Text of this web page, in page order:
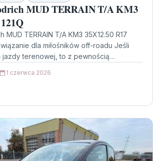
MUD TERRAIN T/A KM3
MUD TERRAIN T/A KM3 35X12.50 R17
dla miłośników off-roadu Jeśli
jazdy terenowej, to z pewnością
1 czerwca 2026